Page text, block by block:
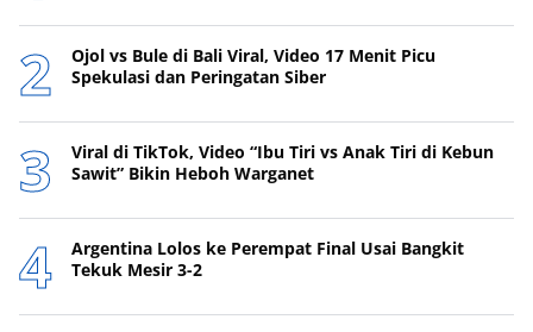
Ojol vs Bule di Bali Viral, Video 17 Menit Picu
Spekulasi dan Peringatan Siber
Viral di TikTok, Video “Ibu Tiri vs Anak Tiri di Kebun
Sawit” Bikin Heboh Warganet
Argentina Lolos ke Perempat Final Usai Bangkit
Tekuk Mesir 3-2